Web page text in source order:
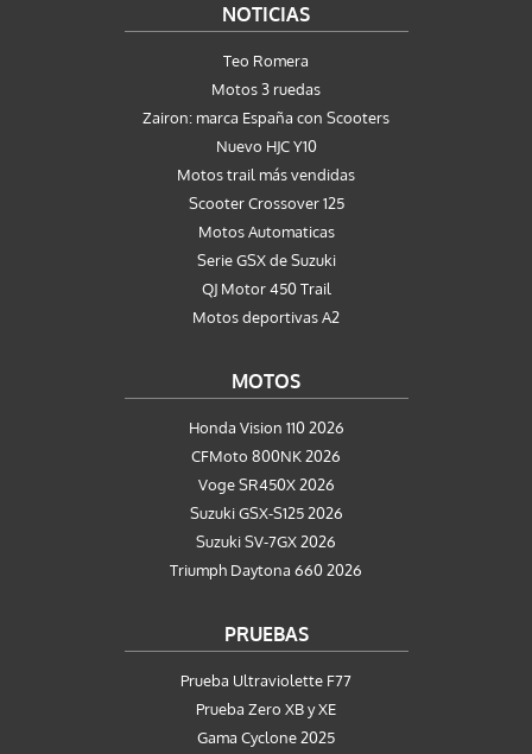
NOTICIAS
Teo Romera
Motos 3 ruedas
Zairon: marca España con Scooters
Nuevo HJC Y10
Motos trail más vendidas
Scooter Crossover 125
Motos Automaticas
Serie GSX de Suzuki
QJ Motor 450 Trail
Motos deportivas A2
MOTOS
Honda Vision 110 2026
CFMoto 800NK 2026
Voge SR450X 2026
Suzuki GSX-S125 2026
Suzuki SV-7GX 2026
Triumph Daytona 660 2026
PRUEBAS
Prueba Ultraviolette F77
Prueba Zero XB y XE
Gama Cyclone 2025